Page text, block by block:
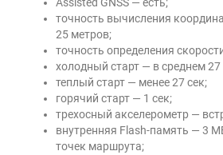
точность вычисления
25 метров;
точность определения
холодный старт — в среднем 27
теплый старт — менее 27 сек;
горячий старт — 1 сек;
трехосный акселерометр —
внутренняя Flash-память — 3
точек маршрута;